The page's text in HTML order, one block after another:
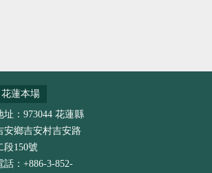
花蓮本場
址：973044 花蓮縣
安鄉吉安村吉安路
段150號
話：+886-3-852-